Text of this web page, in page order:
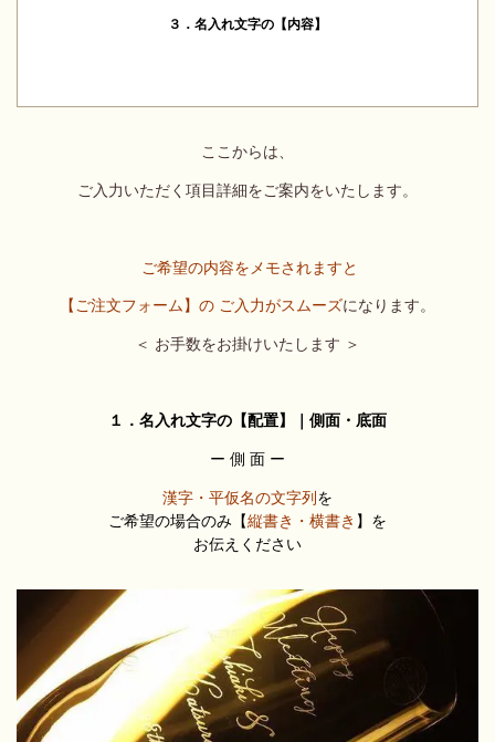
３．名入れ文字の【内容】
ここからは、
ご入力いただく項目詳細をご案内をいたします。
ご希望の内容をメモされますと
【ご注文フォーム】の ご入力がスムーズになります。
＜ お手数をお掛けいたします ＞
１．名入れ文字の【配置】｜側面・底面
ー 側 面 ー
漢字・平仮名の文字列 を
ご希望の場合のみ 【縦書き・横書き 】を
お伝えください